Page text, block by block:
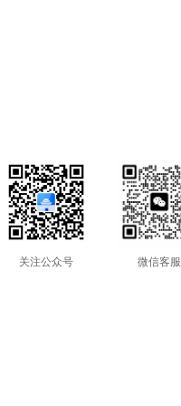
关注公众号 微信客服